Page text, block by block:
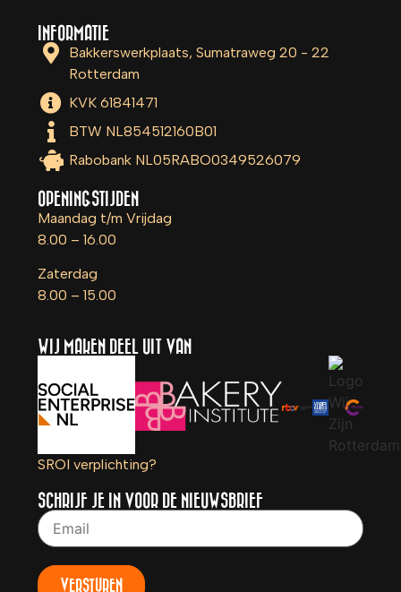
INFORMATIE
Bakkerswerkplaats, Sumatraweg 20 - 22
Rotterdam
KVK 61841471
BTW NL854512160B01
Rabobank NL05RABO0349526079
OPENINGSTIJDEN
Maandag t/m Vrijdag
8.00 – 16.00
Zaterdag
8.00 – 15.00
WIJ MAKEN DEEL UIT VAN
SROI verplichting?
SCHRIJF JE IN VOOR DE NIEUWSBRIEF
VERSTUREN